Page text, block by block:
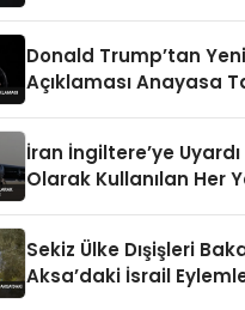
Donald Trump’tan
Açıklaması Anayasa
İran İngiltere’ye Uyardı
Olarak Kullanılan Her
Sekiz Ülke Dışişleri
Aksa’daki İsrail